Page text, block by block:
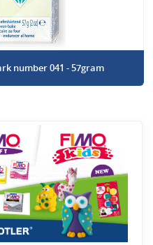
number 041 - 57gram